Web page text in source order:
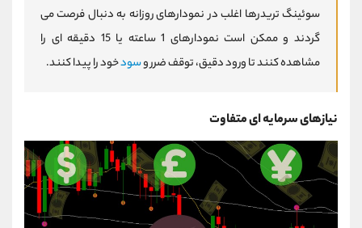
سوئینگ تریدرها اغلب در نمودارهای روزانه به دنبال فرصت می
گردند و ممکن است نمودارهای 1 ساعته یا 15 دقیقه ای را
مشاهده کنند تا ورود دقیق، توقف ضرر وسودخود را پیدا کنند.
نیازهای سرمایه ای متفاوت